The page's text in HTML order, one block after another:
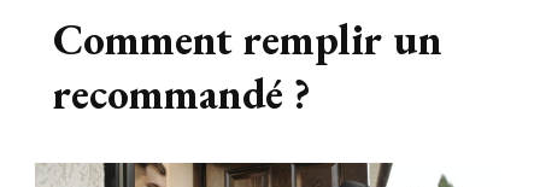
Comment remplir un
recommandé ?